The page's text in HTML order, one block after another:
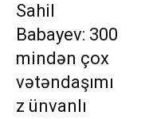
Sahil
Babayev: 300
mindən çox
vətəndaşımı
z ünvanlı